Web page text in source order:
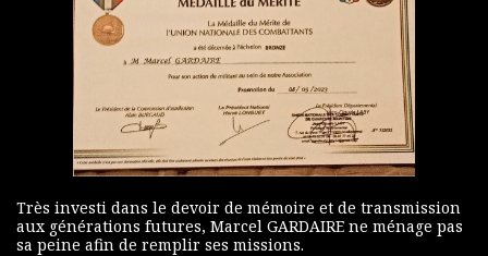
Très investi dans le devoir de mémoire et de transmission
aux générations futures, Marcel GARDAIRE ne ménage pas
sa peine afin de remplir ses missions.